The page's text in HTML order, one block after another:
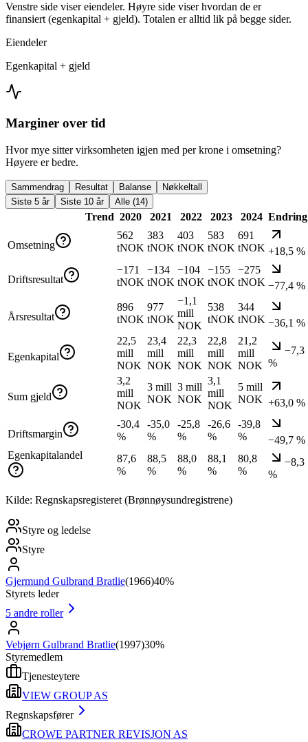
Venstre side viser eiendeler. Høyre side viser hvordan de er
finansiert (egenkapital + gjeld). Totalen er alltid lik på begge sider.
Eiendeler
Egenkapital + gjeld
Marginer over tid
Hvor mye sitter virksomheten igjen med per krone i omsetning?
Høyere er bedre.
Sammendrag Resultat Balanse
Nøkkeltall
Siste 5 år
Siste 10 år Alle (14)
Trend 2020 2021 2022 2023 2024 Endring
Omsetning
562
tNOK
383
tNOK
403
tNOK
583
tNOK
691
tNOK +18,5 %
Driftsresultat
−171
tNOK
−134
tNOK
−104
tNOK
−155
tNOK
−275
tNOK −77,4 %
Årsresultat
896
tNOK
977
tNOK
−1,1
mill
NOK
538
tNOK
344
tNOK −36,1 %
Egenkapital
22,5
mill
NOK
23,4
mill
NOK
22,3
mill
NOK
22,8
mill
NOK
21,2
mill
NOK
−7,3
%
Sum gjeld
3,2
mill
NOK
3 mill
NOK
3 mill
NOK
3,1
mill
NOK
5 mill
NOK +63,0 %
Driftsmargin
-30,4
%
-35,0
%
-25,8
%
-26,6
%
-39,8
%
−49,7 %
Egenkapitalandel
87,6
%
88,5
%
88,0
%
88,1
%
80,8
%
−8,3
%
Kilde: Regnskapsregisteret (Brønnøysundregistrene)
Styre og ledelse
Styre
Gjermund Gulbrand Bratlie(1966)40%
Styrets leder
5 andre roller
Vebjørn Gulbrand Bratlie(1997)30%
Styremedlem
Tjenesteytere
VIEW GROUP AS
Regnskapsfører
CROWE PARTNER REVISJON AS